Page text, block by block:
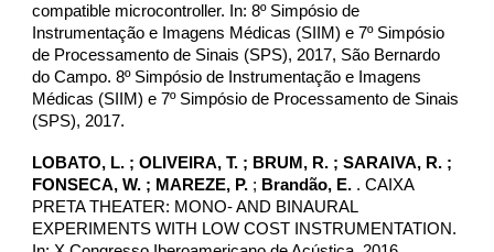
compatible microcontroller. In: 8º Simpósio de
Instrumentação e Imagens Médicas (SIIM) e 7º Simpósio
de Processamento de Sinais (SPS), 2017, São Bernardo
do Campo. 8º Simpósio de Instrumentação e Imagens
Médicas (SIIM) e 7º Simpósio de Processamento de Sinais
(SPS), 2017.
LOBATO, L. ; OLIVEIRA, T. ; BRUM, R. ; SARAIVA, R. ;
FONSECA, W. ; MAREZE, P. ; Brandão, E. . CAIXA
PRETA THEATER: MONO- AND BINAURAL
EXPERIMENTS WITH LOW COST INSTRUMENTATION.